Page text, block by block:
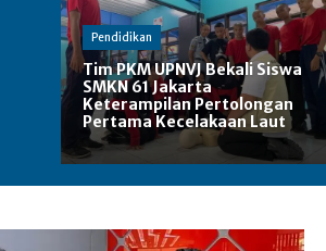
Pendidikan
Tim PKM UPNVJ Bekali Siswa
SMKN 61 Jakarta
Keterampilan Pertolongan
Pertama Kecelakaan Laut